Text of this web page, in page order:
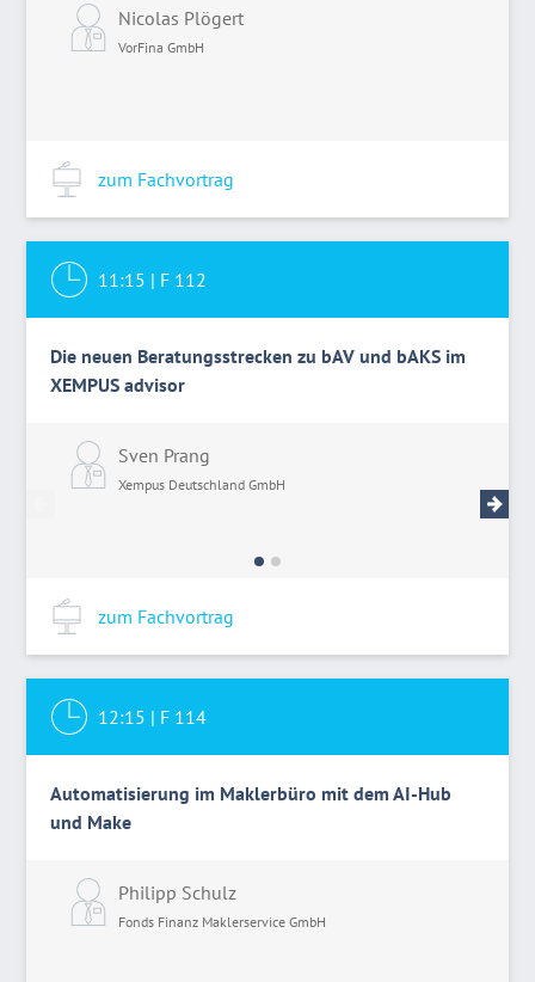
Nicolas Plögert
VorFina GmbH
zum Fachvortrag
11:15 | F 112
Die neuen Beratungsstrecken zu bAV und bAKS im
XEMPUS advisor
Sven Prang
Xempus Deutschland GmbH
zum Fachvortrag
12:15 | F 114
Automatisierung im Maklerbüro mit dem AI-Hub
und Make
Philipp Schulz
Fonds Finanz Maklerservice GmbH